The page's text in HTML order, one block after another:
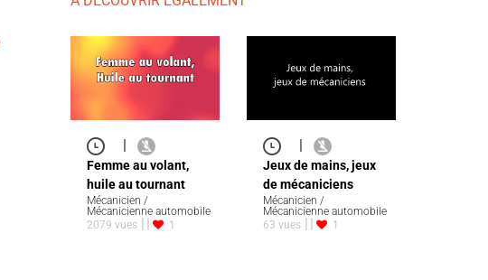
Femme au volant,
huile au tournant
Mécanicien /
Mécanicienne automobile
2079 vues
1
Jeux de mains, jeux
de mécaniciens
Mécanicien /
Mécanicienne automobile
63 vues
1